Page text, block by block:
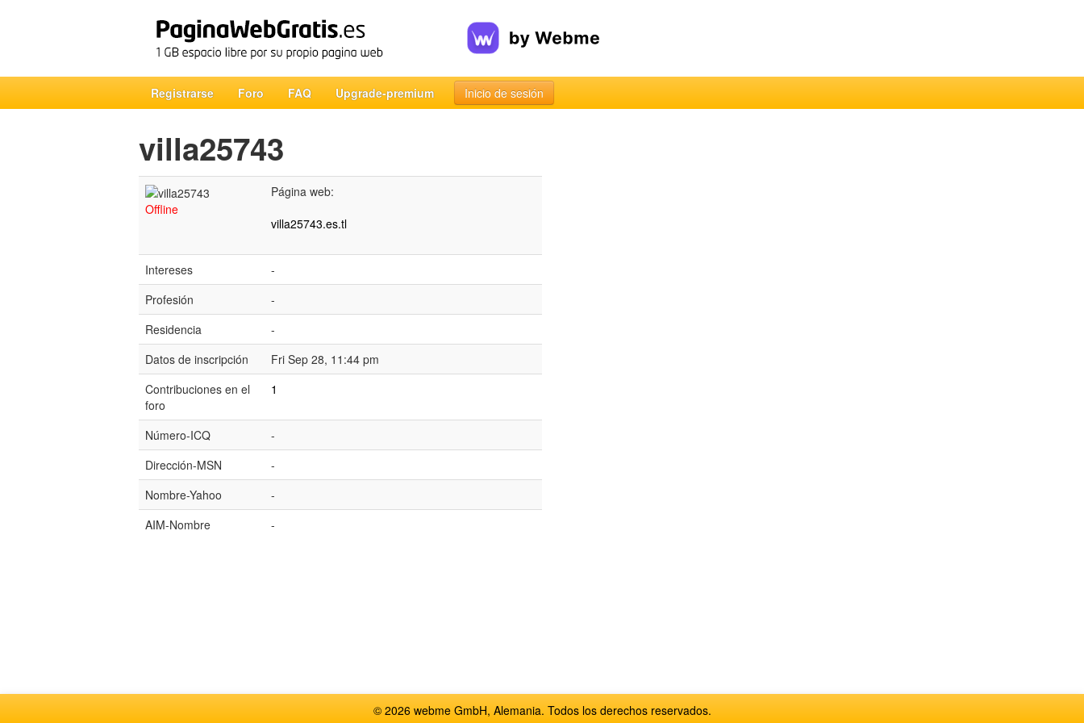
Registrarse Foro FAQ Upgrade-premium Inicio de sesión
villa25743
Offline
Página web:
villa25743.es.tl
Intereses
-
Profesión
-
Residencia
-
Datos de inscripción
Fri Sep 28, 11:44 pm
Contribuciones en el
foro
1
Número-ICQ
-
Dirección-MSN
-
Nombre-Yahoo
-
AIM-Nombre
-
© 2026 webme GmbH, Alemania. Todos los derechos reservados.